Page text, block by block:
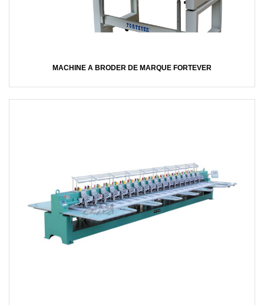
MACHINE A BRODER DE MARQUE FORTEVER